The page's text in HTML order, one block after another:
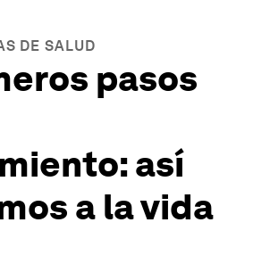
DE SALUD
pasos
así
a la vida